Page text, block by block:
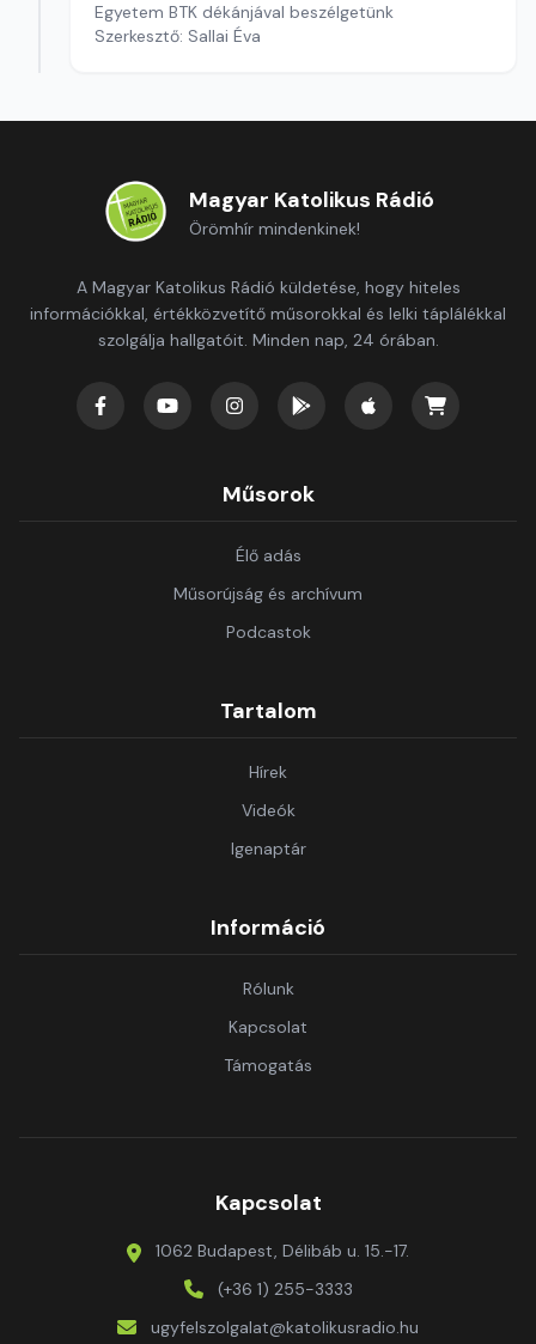
Egyetem BTK dékánjával beszélgetünk
Szerkesztő: Sallai Éva
Magyar Katolikus Rádió
Örömhír mindenkinek!
A Magyar Katolikus Rádió küldetése, hogy hiteles
információkkal, értékközvetítő műsorokkal és lelki táplálékkal
szolgálja hallgatóit. Minden nap, 24 órában.
Műsorok
Élő adás
Műsorújság és archívum
Podcastok
Tartalom
Hírek
Videók
Igenaptár
Információ
Rólunk
Kapcsolat
Támogatás
Kapcsolat
1062 Budapest, Délibáb u. 15.-17.
(+36 1) 255-3333
ugyfelszolgalat@katolikusradio.hu